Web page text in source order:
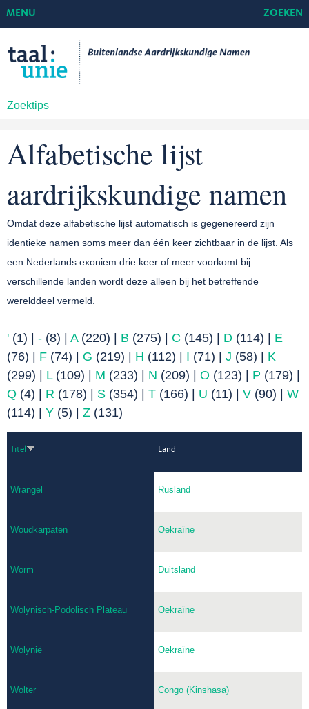
Zoektips
MENU ZOEKEN
Alfabetische lijst
aardrijkskundige namen
Omdat deze alfabetische lijst automatisch is gegenereerd zijn
identieke namen soms meer dan één keer zichtbaar in de lijst. Als
een Nederlands exoniem drie keer of meer voorkomt bij
verschillende landen wordt deze alleen bij het betreffende
werelddeel vermeld.
' (1) | - (8) | A(220) | B (275) | C (145) | D (114) | E
(76) | F (74) | G (219) | H (112) | I (71) | J (58) | K
(299) | L(109) | M (233) | N (209) | O (123) | P (179) |
Q (4) | R (178) | S (354) | T (166) | U (11) | V (90) | W
(114) | Y (5) | Z (131)
Titel Land
Wrangel Rusland
Woudkarpaten Oekraïne
Worm Duitsland
Wolynisch-Podolisch Plateau Oekraïne
Wolynië Oekraïne
Wolter Congo (Kinshasa)